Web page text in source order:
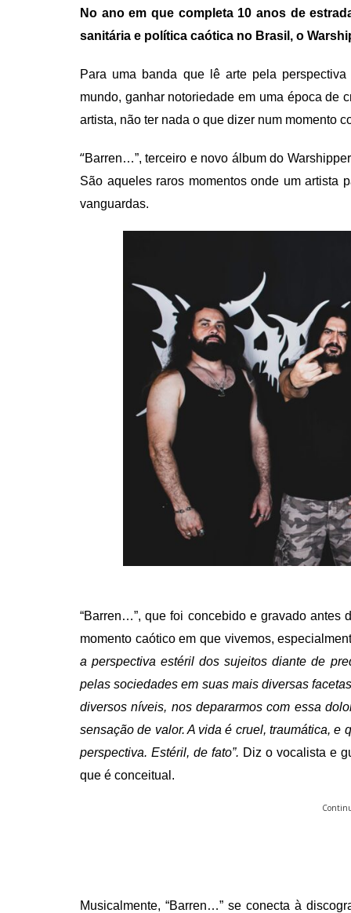
No ano em que completa 10 anos de
sanitária e política caótica no Brasil, o
Para uma banda que lê arte pela
mundo, ganhar notoriedade em uma época de
artista, não ter nada o que dizer num momento
“Barren…”, terceiro e novo álbum do
São aqueles raros momentos onde um artista
vanguardas.
“Barren…”, que foi concebido e gravado antes
momento caótico em que vivemos,
a perspectiva estéril dos sujeitos diante de
pelas sociedades em suas mais diversas
diversos níveis, nos depararmos com essa
sensação de valor. A vida é cruel, traumática, e
perspectiva. Estéril, de fato”. Diz o vocalista e
que é conceitual.
Musicalmente, “Barren…” se conecta à